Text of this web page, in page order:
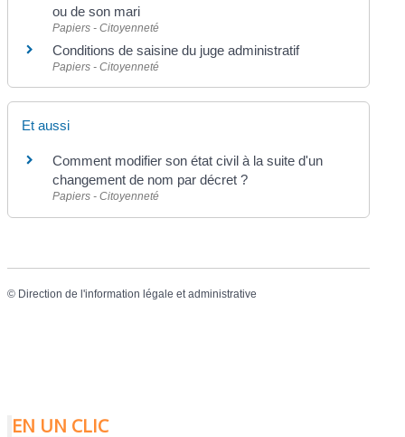
ou de son mari
Papiers - Citoyenneté
Conditions de saisine du juge administratif
Papiers - Citoyenneté
Et aussi
Comment modifier son état civil à la suite d'un
changement de nom par décret ?
Papiers - Citoyenneté
© Direction de l'information légale et administrative
EN UN CLIC